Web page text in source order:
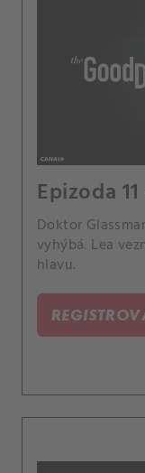
Epizoda
Doktor
vyhýbá. Lea
hlavu.